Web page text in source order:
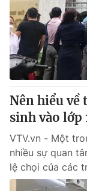
Thị trường 24h
VTV4
VTV9
Liên hệ tòa
THỜI BÁO VTV
Nên hiểu về
sinh vào lớp
VTV.vn - Một
nhiều sự quan
lệ chọi của các